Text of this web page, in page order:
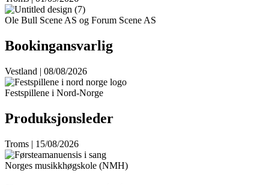
Ole Bull Scene AS og Forum Scene AS
Bookingansvarlig
Vestland | 08/08/2026
Festspillene i Nord-Norge
Produksjonsleder
Troms | 15/08/2026
Norges musikkhøgskole (NMH)